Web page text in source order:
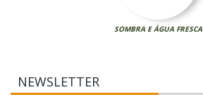
SOMBRA E ÁGUA FRESCA
NEWSLETTER